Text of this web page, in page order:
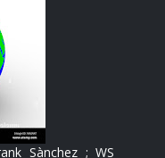
Sànchez ; WS